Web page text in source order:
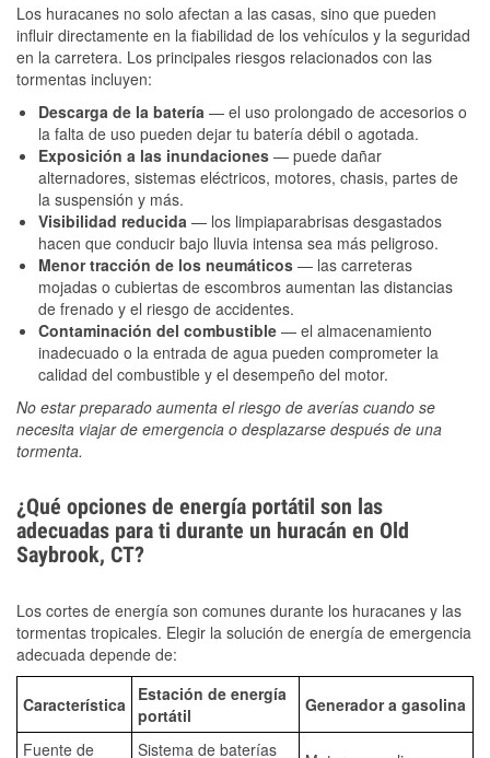
Los huracanes no solo afectan a las casas, sino que pueden
influir directamente en la fiabilidad de los vehículos y la seguridad
en la carretera. Los principales riesgos relacionados con las
tormentas incluyen:
Descarga de la batería — el uso prolongado de accesorios o
la falta de uso pueden dejar tu batería débil o agotada.
Exposición a las inundaciones — puede dañar
alternadores, sistemas eléctricos, motores, chasis, partes de
la suspensión y más.
Visibilidad reducida — los limpiaparabrisas desgastados
hacen que conducir bajo lluvia intensa sea más peligroso.
Menor tracción de los neumáticos — las carreteras
mojadas o cubiertas de escombros aumentan las distancias
de frenado y el riesgo de accidentes.
Contaminación del combustible — el almacenamiento
inadecuado o la entrada de agua pueden comprometer la
calidad del combustible y el desempeño del motor.
No estar preparado aumenta el riesgo de averías cuando se
necesita viajar de emergencia o desplazarse después de una
tormenta.
¿Qué opciones de energía portátil son las
adecuadas para ti durante un huracán en Old
Saybrook, CT?
Los cortes de energía son comunes durante los huracanes y las
tormentas tropicales. Elegir la solución de energía de emergencia
adecuada depende de:
Característica
Estación de energía
portátil
Generador a gasolina
Fuente de Sistema de baterías